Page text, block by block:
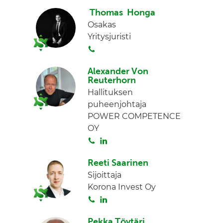
n
i
t
a
n
k
e
n
Thomas Honga
Osakas
Yritysjuristi
i
t
a
Alexander Von
Reuterhorn
Hallituksen
puheenjohtaja
POWER COMPETENCE
OY
S
i
t
a
n
k
e
Reeti Saarinen
Sijoittaja
Korona Invest Oy
S